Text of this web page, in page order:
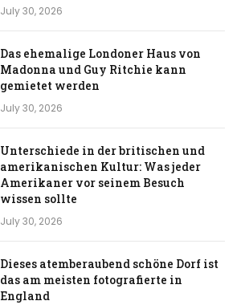
July 30, 2026
Das ehemalige Londoner Haus von
Madonna und Guy Ritchie kann
gemietet werden
July 30, 2026
Unterschiede in der britischen und
amerikanischen Kultur: Was jeder
Amerikaner vor seinem Besuch
wissen sollte
July 30, 2026
Dieses atemberaubend schöne Dorf ist
das am meisten fotografierte in
England